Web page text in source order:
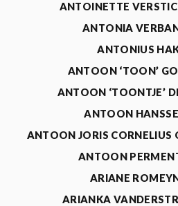
ANTOINETTE
ANTONIA
ANTONIUS
ANTOON ‘TOON’
ANTOON ‘TOONTJE’
ANTOON
ANTOON JORIS CORNELIUS
ANTOON
ARIANE
ARIANKA